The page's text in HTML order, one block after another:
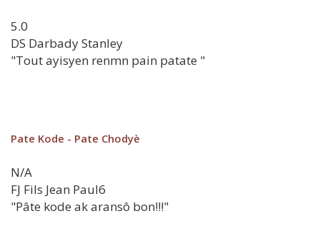
5.0
DS Darbady Stanley
"Tout ayisyen renmn pain patate "
Pate Kode - Pate Chodyè
N/A
FJ Fils Jean Paul6
"Pâte kode ak aransô bon!!!"